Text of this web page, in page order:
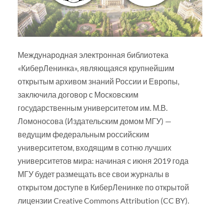
Международная электронная библиотека
«КиберЛенинка», являющаяся крупнейшим
открытым архивом знаний России и Европы,
заключила договор с Московским
государственным университетом им. М.В.
Ломоносова (Издательским домом МГУ) —
ведущим федеральным российским
университетом, входящим в сотню лучших
университетов мира: начиная с июня 2019 года
МГУ будет размещать все свои журналы в
открытом доступе в КиберЛенинке по открытой
лицензии Creative Commons Attribution (CC BY).